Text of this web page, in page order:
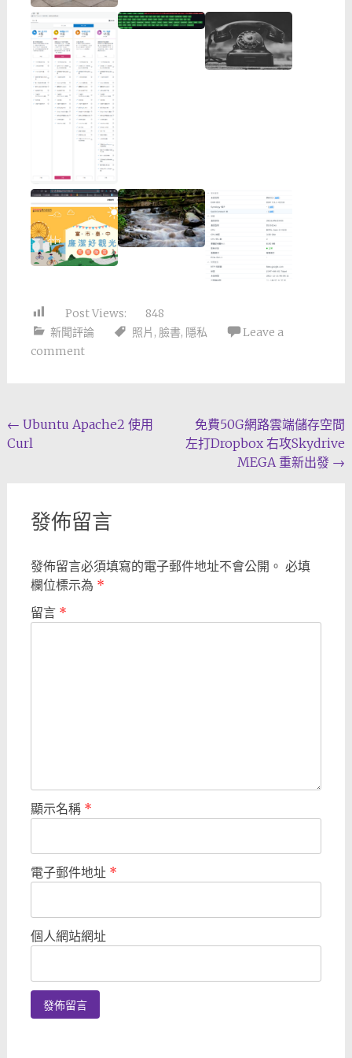
Post Views:
848
新聞評論
照片 , 臉書, 隱私
Leave a
comment
Post
navigation
← Ubuntu Apache2 使用
Curl
免費50G網路雲端儲存空間
左打Dropbox 右攻Skydrive
MEGA 重新出發 →
發佈留言
發佈留言必須填寫的電子郵件地址不會公開。 必填
欄位標示為 *
留言 *
顯示名稱 *
電子郵件地址 *
個人網站網址